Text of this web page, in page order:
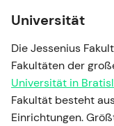
Universität
Die Jessenius
Fakultäten der
Universität in
Fakultät besteht
Einrichtungen.